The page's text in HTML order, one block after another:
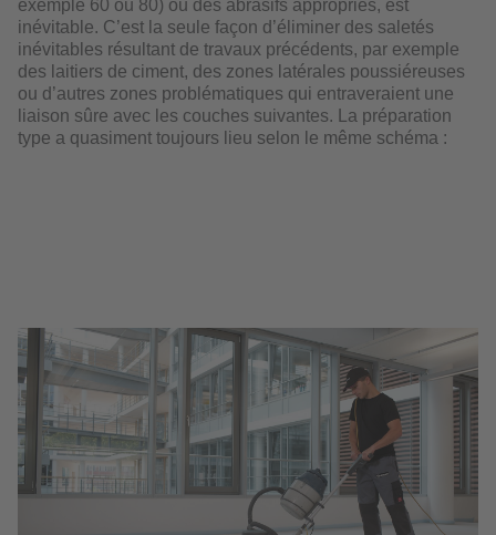
exemple 60 ou 80) ou des abrasifs appropriés, est
inévitable. C’est la seule façon d’éliminer des saletés
inévitables résultant de travaux précédents, par exemple
des laitiers de ciment, des zones latérales poussiéreuses
ou d’autres zones problématiques qui entraveraient une
liaison sûre avec les couches suivantes. La préparation
type a quasiment toujours lieu selon le même schéma :